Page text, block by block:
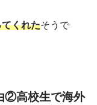
くれたそうで
②高校生で海外